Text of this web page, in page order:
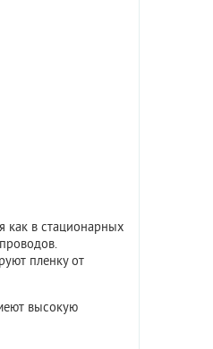
как в стационарных
пленку от
высокую